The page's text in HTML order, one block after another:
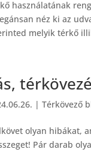
használatának
néz ki az
melyik térkő
|Térkövező
olyan hibákat,
Pár darab